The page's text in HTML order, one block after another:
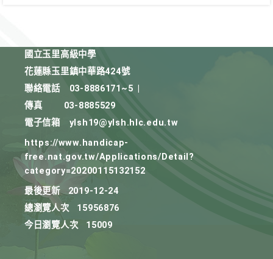
國立玉里高級中學
花蓮縣玉里鎮中華路424號
聯絡電話
03-8886171~5
傳真
03-8885529
電子信箱
ylsh19@ylsh.hlc.edu.tw
https://www.handicap-
free.nat.gov.tw/Applications/Detail?
category=20200115132152
最後更新
2019-12-24
總瀏覽人次
15956876
今日瀏覽人次
15009